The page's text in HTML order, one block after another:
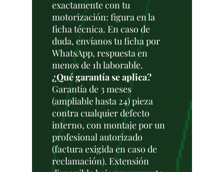
exactamente con tu
motorización: figura en la
ficha técnica. En caso de
duda, envíanos tu ficha por
WhatsApp, respuesta en
menos de 1h laborable.
¿Qué garantía se aplica?
Garantía de 3 meses
(ampliable hasta 24) pieza
contra cualquier defecto
interno, con montaje por un
profesional autorizado
(factura exigida en caso de
reclamación). Extensión